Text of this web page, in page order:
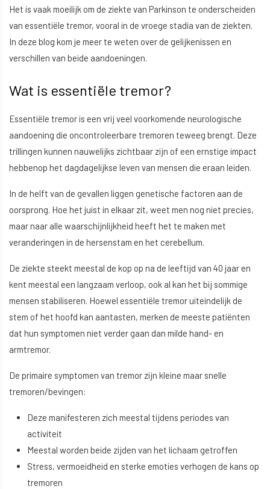
Het is vaak moeilijk om de ziekte van Parkinson te onderscheiden
van essentiële tremor, vooral in de vroege stadia van de ziekten.
In deze blog kom je meer te weten over de gelijkenissen en
verschillen van beide aandoeningen.
Wat is essentiële tremor?
Essentiële tremor is een vrij veel voorkomende neurologische
aandoening die oncontroleerbare tremoren teweeg brengt. Deze
trillingen kunnen nauwelijks zichtbaar zijn of een ernstige impact
hebbenop het dagdagelijkse leven van mensen die eraan leiden.
In de helft van de gevallen liggen genetische factoren aan de
oorsprong. Hoe het juist in elkaar zit, weet men nog niet precies,
maar naar alle waarschijnlijkheid heeft het te maken met
veranderingen in de hersenstam en het cerebellum.
De ziekte steekt meestal de kop op na de leeftijd van 40 jaar en
kent meestal een langzaam verloop, ook al kan het bij sommige
mensen stabiliseren. Hoewel essentiële tremor uiteindelijk de
stem of het hoofd kan aantasten, merken de meeste patiënten
dat hun symptomen niet verder gaan dan milde hand- en
armtremor.
De primaire symptomen van tremor zijn kleine maar snelle
tremoren/bevingen:
Deze manifesteren zich meestal tijdens periodes van
activiteit
Meestal worden beide zijden van het lichaam getroffen
Stress, vermoeidheid en sterke emoties verhogen de kans op
tremoren